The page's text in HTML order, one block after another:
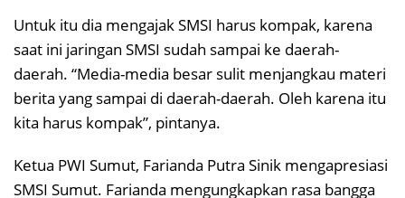
Untuk itu dia mengajak SMSI harus kompak, karena
saat ini jaringan SMSI sudah sampai ke daerah-
daerah. “Media-media besar sulit menjangkau materi
berita yang sampai di daerah-daerah. Oleh karena itu
kita harus kompak”, pintanya.
Ketua PWI Sumut, Farianda Putra Sinik mengapresiasi
SMSI Sumut. Farianda mengungkapkan rasa bangga